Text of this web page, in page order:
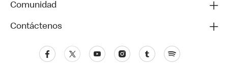
Comunidad
Contáctenos